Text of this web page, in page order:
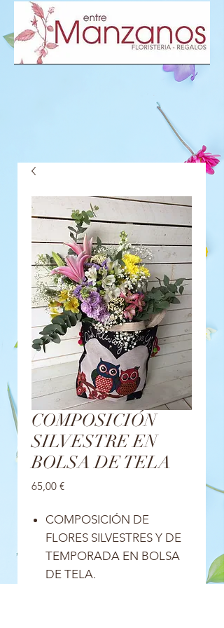
COMPOSICIÓN
SILVESTRE EN
BOLSA DE TELA
65,00 €Precio
COMPOSICIÓN DE
FLORES SILVESTRES Y DE
TEMPORADA EN BOLSA
DE TELA.